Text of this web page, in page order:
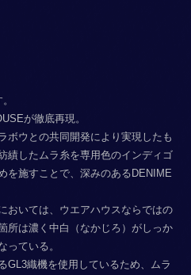
が徹底再現。
ボウとの共同開発により実現したも
績したムラ糸を専用色のインディゴ
を施すことで、深みのあるDENIME
おいては、ウエアハウスならではの
所は濃く中白（なかじろ）がしっか
っている。
GL3織機を使用しているため、ムラ